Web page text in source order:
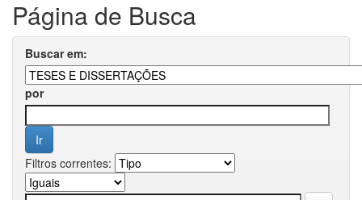
Página de Busca
Buscar em:
por
Filtros correntes: